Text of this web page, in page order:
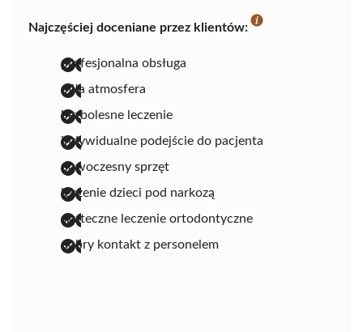
Najczęściej doceniane przez klientów:
profesjonalna obsługa
miła atmosfera
bezbolesne leczenie
indywidualne podejście do pacjenta
nowoczesny sprzęt
leczenie dzieci pod narkozą
skuteczne leczenie ortodontyczne
dobry kontakt z personelem